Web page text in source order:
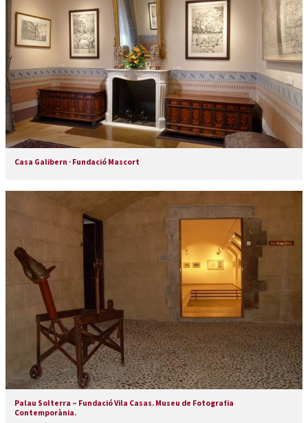
Casa Galibern · Fundació Mascort
Palau Solterra – Fundació Vila Casas. Museu de Fotografia
Contemporània.